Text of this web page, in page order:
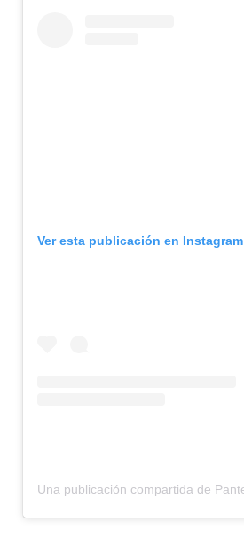
Ver esta publicación en Instagram